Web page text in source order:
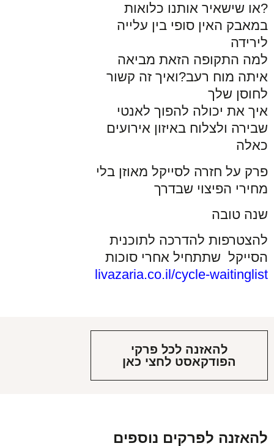
?או שישאיר אותנו כלואות
במאבק האין סופי בין עלייה
לירידה
למה התקופה הזאת מביאה
איתה מוח רעב?ואיך זה קשור
לחוסן שלך
איך את יכולה להפוך לאנטי
שבירה ולצלוח באיזון אירועים
כאלה
פרק על חזרה לסייקל מאוזן בלי
מחירי הפיצוי שבדרך
שנה טובה
להצטרפות להדרכה לתוכנית
הסייקל שתתחיל אחרי סוכות
livazaria.co.il/cycle-waitinglist
להאזנה לכל פרקי
הפודקאסט לחצי כאן
להאזנה לפרקים נוספים